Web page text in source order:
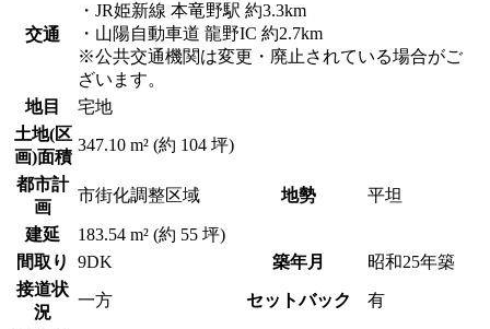
交通
・JR姫新線 本竜野駅 約3.3km
・山陽自動車道 龍野IC 約2.7km
※公共交通機関は変更・廃止されている場合がご
ざいます。
地目
宅地
土地(区
画)面積
347.10 m² (約 104 坪)
都市計
画
市街化調整区域 地勢 平坦
建延
183.54 m² (約 55 坪)
間取り
9DK 築年月
昭和25年築
接道状
況
一方 セットバック 有